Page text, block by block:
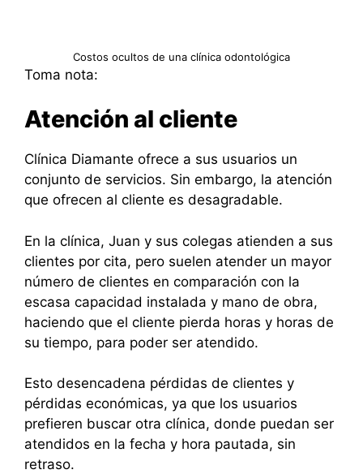
Costos ocultos de una clínica odontológica
Toma nota:
Atención al cliente
Clínica Diamante ofrece a sus usuarios un
conjunto de servicios. Sin embargo, la atención
que ofrecen al cliente es desagradable.
En la clínica, Juan y sus colegas atienden a sus
clientes por cita, pero suelen atender un mayor
número de clientes en comparación con la
escasa capacidad instalada y mano de obra,
haciendo que el cliente pierda horas y horas de
su tiempo, para poder ser atendido.
Esto desencadena pérdidas de clientes y
pérdidas económicas, ya que los usuarios
prefieren buscar otra clínica, donde puedan ser
atendidos en la fecha y hora pautada, sin
retraso.